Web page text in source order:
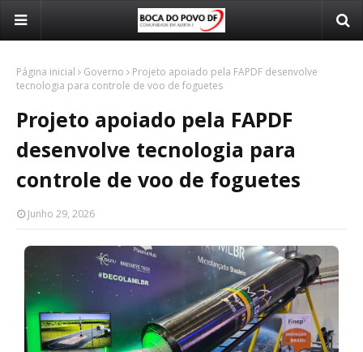
Página inicial Governo
Projeto apoiado pela FAPDF desenvolve
tecnologia para controle de voo de foguetes
Projeto apoiado pela FAPDF
desenvolve tecnologia para
controle de voo de foguetes
Junho 29, 2026